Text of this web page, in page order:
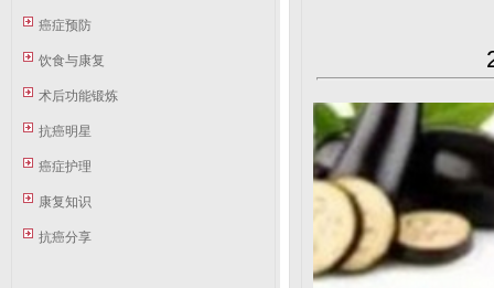
癌症预防
饮食与康复
术后功能锻炼
抗癌明星
癌症护理
康复知识
抗癌分享